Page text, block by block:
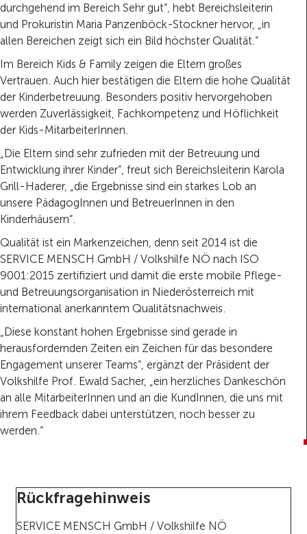
durchgehend im Bereich Sehr gut“, hebt Bereichsleiterin
und Prokuristin Maria Panzenböck-Stockner hervor, „in
allen Bereichen zeigt sich ein Bild höchster Qualität.“
Im Bereich Kids & Family zeigen die Eltern großes
Vertrauen. Auch hier bestätigen die Eltern die hohe Qualität
der Kinderbetreuung. Besonders positiv hervorgehoben
werden Zuverlässigkeit, Fachkompetenz und Höflichkeit
der Kids-MitarbeiterInnen.
„Die Eltern sind sehr zufrieden mit der Betreuung und
Entwicklung ihrer Kinder“, freut sich Bereichsleiterin Karola
Grill-Haderer, „die Ergebnisse sind ein starkes Lob an
unsere PädagogInnen und BetreuerInnen in den
Kinderhäusern“.
Qualität ist ein Markenzeichen, denn seit 2014 ist die
SERVICE MENSCH GmbH / Volkshilfe NÖ nach ISO
9001:2015 zertifiziert und damit die erste mobile Pflege-
und Betreuungsorganisation in Niederösterreich mit
international anerkanntem Qualitätsnachweis.
„Diese konstant hohen Ergebnisse sind gerade in
herausfordernden Zeiten ein Zeichen für das besondere
Engagement unserer Teams“, ergänzt der Präsident der
Volkshilfe Prof. Ewald Sacher, „ein herzliches Dankeschön
an alle MitarbeiterInnen und an die KundInnen, die uns mit
ihrem Feedback dabei unterstützen, noch besser zu
werden.“
Rückfragehinweis
SERVICE MENSCH GmbH / Volkshilfe NÖ